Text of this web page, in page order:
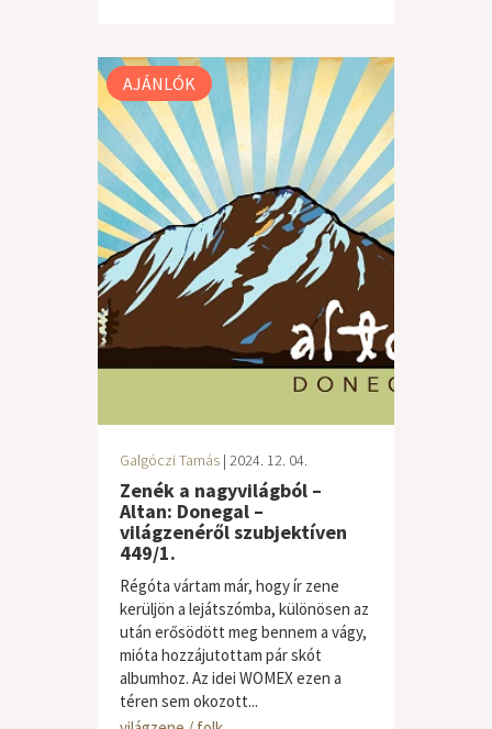
AJÁNLÓK
Galgóczi Tamás | 2024. 12. 04.
Zenék a nagyvilágból –
Altan: Donegal –
világzenéről szubjektíven
449/1.
Régóta vártam már, hogy ír zene
kerüljön a lejátszómba, különösen az
után erősödött meg bennem a vágy,
mióta hozzájutottam pár skót
albumhoz. Az idei WOMEX ezen a
téren sem okozott...